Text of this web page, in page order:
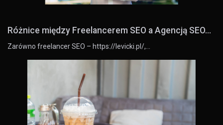
Różnice między Freelancerem SEO a Agencją SEO...
Zarówno freelancer SEO – https://levicki.pl/,…